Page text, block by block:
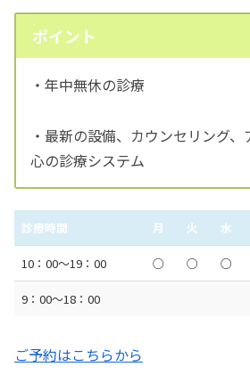
ポイント
・年中無休の診療
・最新の設備、カウンセリング
心の診療システム
診療時間 月 火 水
10：00〜19：00 ○ ○ ○
9：00〜18：00
ご予約はこちらから